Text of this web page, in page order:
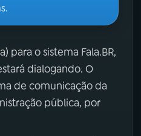
para o sistema Fala.BR,
dialogando. O
de comunicação da
pública, por